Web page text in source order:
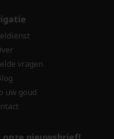
vragen
uw goud